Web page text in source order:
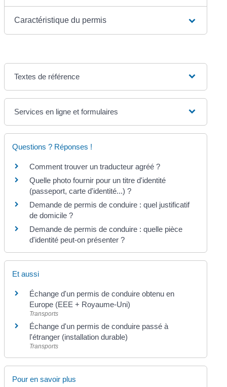
Caractéristique du permis
Textes de référence
Services en ligne et formulaires
Questions ? Réponses !
Comment trouver un traducteur agréé ?
Quelle photo fournir pour un titre d'identité
(passeport, carte d'identité...) ?
Demande de permis de conduire : quel justificatif
de domicile ?
Demande de permis de conduire : quelle pièce
d'identité peut-on présenter ?
Et aussi
Échange d'un permis de conduire obtenu en
Europe (EEE + Royaume-Uni)
Transports
Échange d'un permis de conduire passé à
l'étranger (installation durable)
Transports
Pour en savoir plus